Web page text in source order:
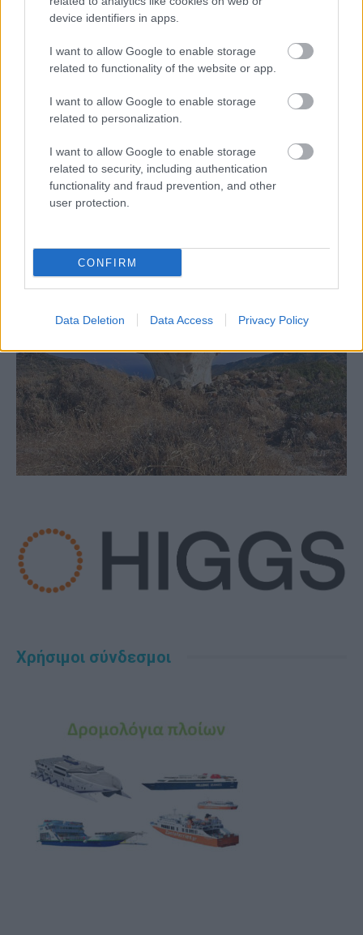
device identifiers in apps.
I want to allow Google to enable storage
related to functionality of the website or app.
I want to allow Google to enable storage
related to personalization.
I want to allow Google to enable storage
related to security, including authentication
functionality and fraud prevention, and other
user protection.
CONFIRM
Data Deletion Data Access Privacy Policy
Χρήσιμοι σύνδεσμοι